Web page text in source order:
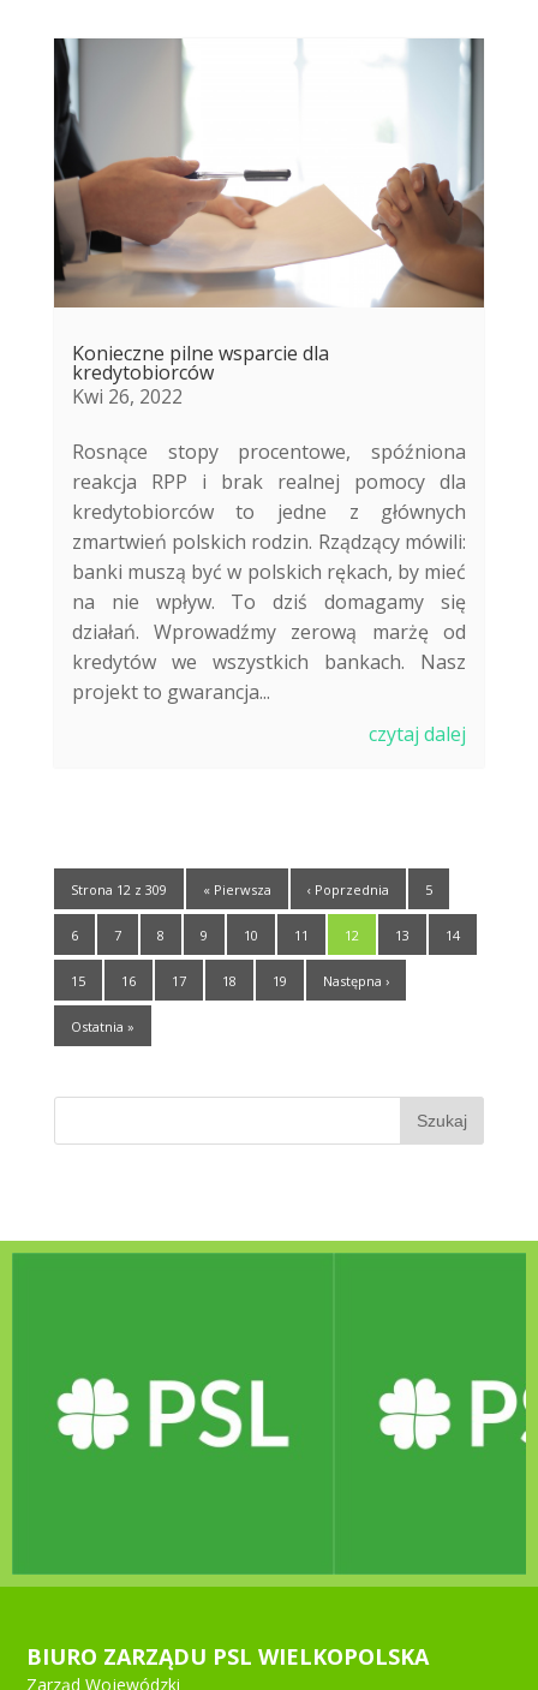
Konieczne pilne wsparcie dla
kredytobiorców
Kwi 26, 2022
Rosnące stopy procentowe, spóźniona
reakcja RPP i brak realnej pomocy dla
kredytobiorców to jedne z głównych
zmartwień polskich rodzin. Rządzący mówili:
banki muszą być w polskich rękach, by mieć
na nie wpływ. To dziś domagamy się
działań. Wprowadźmy zerową marżę od
kredytów we wszystkich bankach. Nasz
projekt to gwarancja...
czytaj dalej
Strona 12 z 309 « Pierwsza ‹ Poprzednia 5
6 7 8 9 10 11 12 13 14
15 16 17 18 19 Następna ›
Ostatnia »
BIURO ZARZĄDU PSL WIELKOPOLSKA
Zarząd Wojewódzki